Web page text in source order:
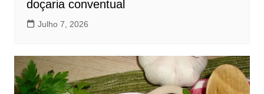
doçaria conventual
Julho 7, 2026